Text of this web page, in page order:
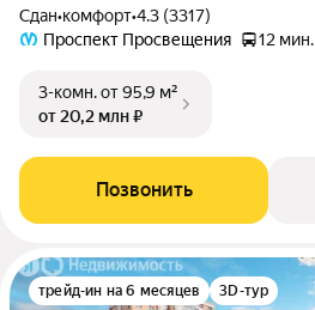
Сдан•комфорт•4.3 (3317)
Проспект Просвещения
12 мин.
3-комн.от 95,9 м²
от 20,2 млн ₽
Позвонить
трейд-ин на 6 месяцев 3D-тур